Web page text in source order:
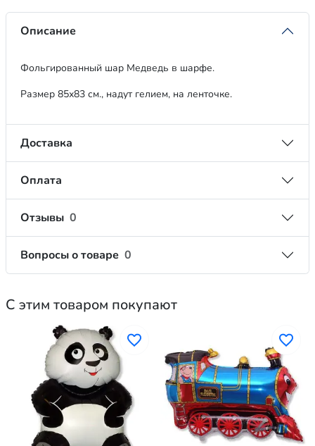
Описание
Фольгированный шар Медведь в шарфе.
Размер 85х83 см., надут гелием, на ленточке.
Доставка
Оплата
Отзывы 0
Вопросы о товаре 0
С этим товаром покупают